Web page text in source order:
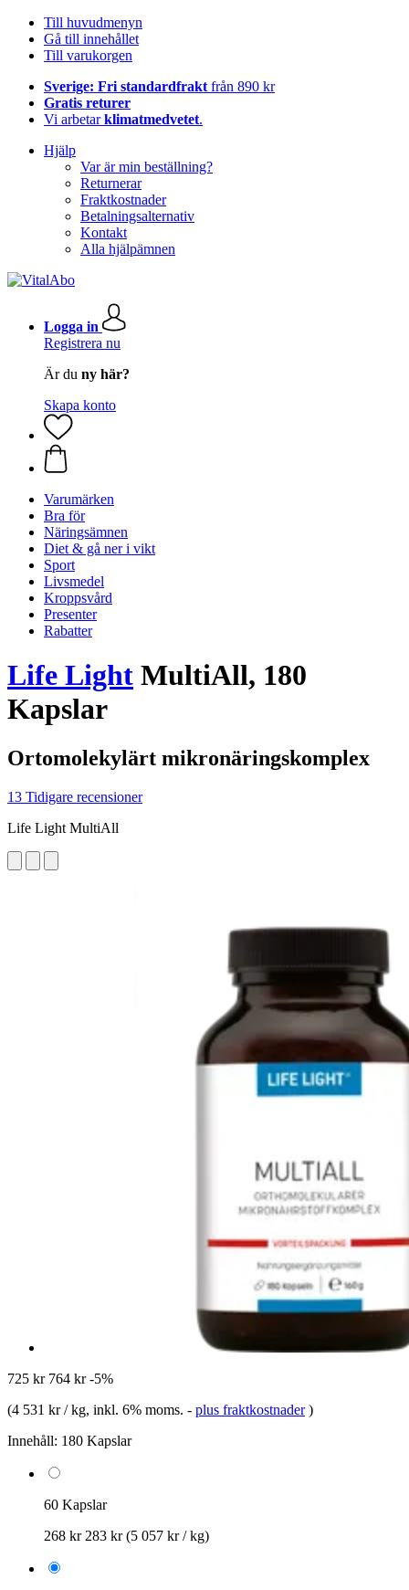
Till huvudmenyn
Gå till innehållet
Till varukorgen
Sverige: Fri standardfrakt från 890 kr
Gratis returer
Vi arbetarklimatmedvetet.
Hjälp
Var är min beställning?
Returnerar
Fraktkostnader
Betalningsalternativ
Kontakt
Alla hjälpämnen
Logga in
Registrera nu
Är du ny här?
Skapa konto
Varumärken
Bra för
Näringsämnen
Diet & gå ner i vikt
Sport
Livsmedel
Kroppsvård
Presenter
Rabatter
Life Light MultiAll, 180
Kapslar
Ortomolekylärt mikronäringskomplex
13 Tidigare recensioner
Life Light MultiAll
725 kr 764 kr -5%
(4 531 kr / kg, inkl. 6% moms. - plus fraktkostnader )
Innehåll: 180 Kapslar
60 Kapslar
268 kr 283 kr (5 057 kr / kg)